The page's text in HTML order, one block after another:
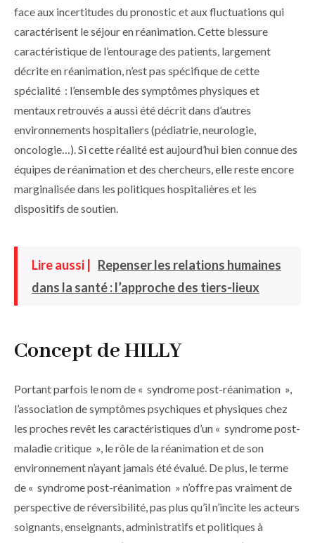
face aux incertitudes du pronostic et aux fluctuations qui
caractérisent le séjour en réanimation. Cette blessure
caractéristique de l’entourage des patients, largement
décrite en réanimation, n’est pas spécifique de cette
spécialité : l’ensemble des symptômes physiques et
mentaux retrouvés a aussi été décrit dans d’autres
environnements hospitaliers (pédiatrie, neurologie,
oncologie…). Si cette réalité est aujourd’hui bien connue des
équipes de réanimation et des chercheurs, elle reste encore
marginalisée dans les politiques hospitalières et les
dispositifs de soutien.
Lire aussi |
Repenser les relations humaines
dans la santé : l’approche des tiers-lieux
Concept de HILLY
Portant parfois le nom de « syndrome post-réanimation »,
l’association de symptômes psychiques et physiques chez
les proches revêt les caractéristiques d’un « syndrome post-
maladie critique », le rôle de la réanimation et de son
environnement n’ayant jamais été évalué. De plus, le terme
de « syndrome post-réanimation » n’offre pas vraiment de
perspective de réversibilité, pas plus qu’il n’incite les acteurs
soignants, enseignants, administratifs et politiques à